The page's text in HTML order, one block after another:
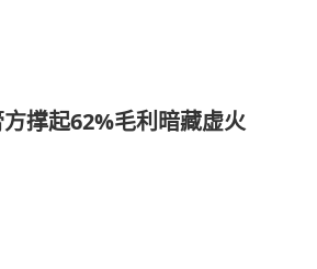
撑起62%毛利暗藏虚火